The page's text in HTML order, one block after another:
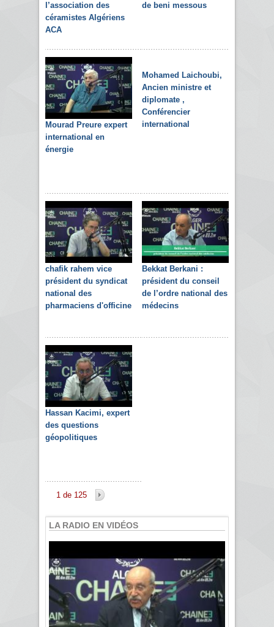
l’association des
céramistes Algériens
ACA
de beni messous
Mourad Preure expert
international en
énergie
Mohamed Laichoubi,
Ancien ministre et
diplomate ,
Conférencier
international
chafik rahem vice
président du syndicat
national des
pharmaciens d'officine
Bekkat Berkani :
président du conseil
de l’ordre national des
médecins
Hassan Kacimi, expert
des questions
géopolitiques
1 de 125
LA RADIO EN VIDÉOS